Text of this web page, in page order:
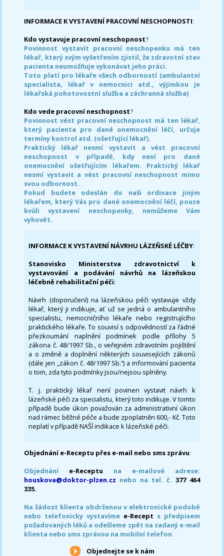
INFORMACE K VYSTAVENÍ PRACOVNÍ NESCHOPNOSTI:
Kdo vystavuje pracovní neschopnost?
Povinnost vystavit pracovní neschopenku má ten
lékař, který svým vyšetřením zjistil, že zdravotní stav
pacienta neumožňuje vykonávat jeho práci.
Toto platí pro lékaře všech odborností (ambulantní
specialista, lékař v nemocnici atd., výjimkou je
lékařská pohotovostní služba a záchranná služba)
Kdo vede pracovní neschopnost?
Povinnost vést pracovní neschopnost má ten lékař,
který pacienta pro dané onemocnění léčí, určuje
termíny kontrol atd. (ošetřující lékař).
Praktický lékař nesmí vystavit a vést pracovní
neschopnost v případě, kdy není pro dané
onemocnění ošetřujícím lékařem. Praktický lékař
nesmí vystavit a vést pracovní neschopnost mimo
svou odbornost.
Pokud budete odeslán do naši ordinace jiným
lékařem, který Vás pro dané onemocnění léčí, pouze
kvůli vystavení neschopenky, nemůžeme Vám
vyhovět.
INFORMACE K VYSTAVENÍ NÁVRHU LÁZEŇSKÉ LÉČBY:
Stanovisko Ministerstva zdravotnictví k
vystavování a podávání návrhů na lázeňskou
léčebně rehabilitační péči:
Návrh (doporučení) na lázeňskou péči vystavuje vždy
lékař, který ji indikuje, ať už se jedná o ambulantního
specialistu, nemocničního lékaře nebo registrujícího
praktického lékaře. To souvisí s odpovědností za řádné
přezkoumání naplnění podmínek podle přílohy 5
zákona č. 48/1997 Sb., o veřejném zdravotním pojištění
a o změně a doplnění některých souvisejících zákonů
(dále jen „zákon č. 48/1997 Sb.“) a informování pacienta
o tom, zda tyto podmínky jsou/nejsou splněny.
T. j. praktický lékař není povinen vystavit návrh k
lázeňské péči za specialistu, který toto indikuje. V tomto
případě bude úkon považován za administrativní úkon
nad rámec běžné péče a bude zpoplatněn 600,- Kč. Toto
neplatí v případě NAŠÍ indikace k lázeňské péči.
Objednání e-Receptu přes e-mail nebo sms zprávu:
Objednání e-Receptu na e-mailové adrese:
houskova@doktor-plzen.cz nebo na tel. č. 377 464
335.
Na žádost klienta obdrženou v elektronické podobě
nebo telefonicky vystavíme e-Recept s předpisem
požadovaných léků a odešleme zpět na zadaný e-mail
klienta nebo sms zprávou na mobilní telefon.
Objednejte se k nám